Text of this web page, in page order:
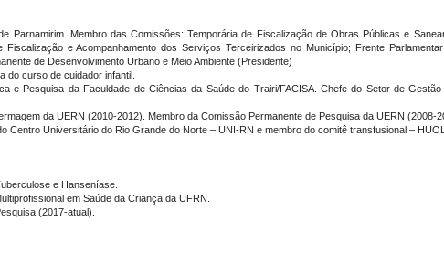
Parnamirim. Membro das Comissões: Temporária de Fiscalização de Obras Públicas e
e Acompanhamento dos Serviços Terceirizados no Município; Frente
de Desenvolvimento Urbano e Meio Ambiente (Presidente)
do curso de cuidador infantil.
e Pesquisa da Faculdade de Ciências da Saúde do Trairi/FACISA. Chefe do Setor de Gestão
da UERN (2010-2012). Membro da Comissão Permanente de Pesquisa da UERN (2008-
Universitário do Rio Grande do Norte – UNI-RN e membro do comitê transfusional – HUOL.
e Hanseníase.
em Saúde da Criança da UFRN.
(2017-atual).